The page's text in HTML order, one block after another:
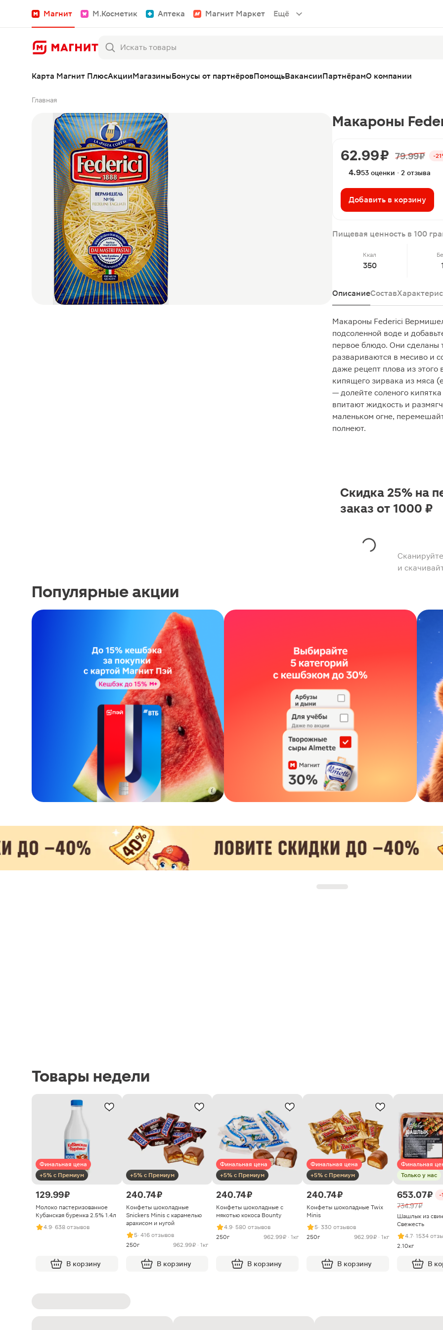
Магнит М.Косметик Аптека Магнит Маркет Ещё
Карта Магнит ПлюсАкцииМагазиныБонусы от партнёровПомощьВакансииПартнёрамО компании
Главная
Макароны
62.99 ₽ 79.99 ₽ -
4.953 оценки · 2 отзыва
Добавить в корзину
Пищевая ценность в 100
Ккал
350
ОписаниеСостав
Макароны Federici
подсоленной воде и
первое блюдо. Они сделаны
развариваются в месиво и
даже рецепт плова из
кипящего зирвака из мяса
— долейте соленого
впитают жидкость и
маленьком огне,
полнеют.
и
Скидка 25% на
заказ от 1000 ₽
Популярные акции
Товары недели
Финальная цена
+5% с Премиум
129.99 ₽
Молоко пастеризованное
Кубанская буренка 2.5% 1.4л
4.9· 638 отзывов
В корзину
+5% с Премиум
240.74 ₽
Конфеты шоколадные
Snickers Minis с карамелью
арахисом и нугой
5· 416 отзывов
250г
962.99 ₽ · 1кг
В корзину
Финальная цена
+5% с Премиум
240.74 ₽
Конфеты шоколадные с
мякотью кокоса Bounty
4.9· 580 отзывов
250г
962.99 ₽ · 1кг
В корзину
Финальная цена
+5% с Премиум
240.74 ₽
Конфеты шоколадные Twix
Minis
5· 330 отзывов
250г
962.99 ₽ · 1кг
В корзину
Финальная
Только у нас
653.07 ₽ -
734.97 ₽
Шашлык из
Свежесть
4.7· 1534
2.10кг
В